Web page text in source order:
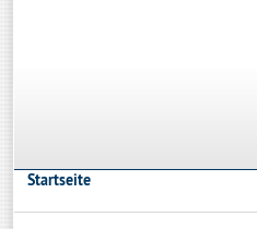
Startseite